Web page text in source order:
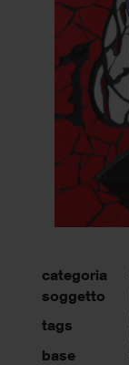
categoria
soggetto
tags
base